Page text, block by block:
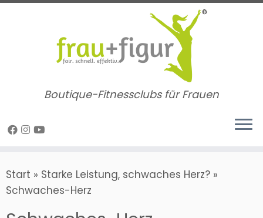
Zum
Boutique-Fitnessclubs für Frauen
Start » Starke Leistung, schwaches Herz? »
Schwaches-Herz